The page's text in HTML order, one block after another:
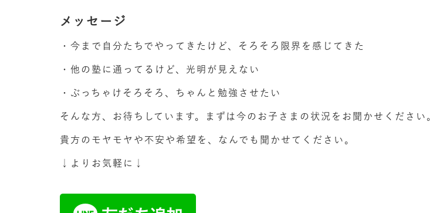
メッセージ
・今まで自分たちでやってきたけど、そろそろ限界を感じてきた
・他の塾に通ってるけど、光明が見えない
・ぶっちゃけそろそろ、ちゃんと勉強させたい
そんな方、お待ちしています。まずは今のお子さまの状況をお聞かせください。
貴方のモヤモヤや不安や希望を、なんでも聞かせてください。
↓よりお気軽に↓